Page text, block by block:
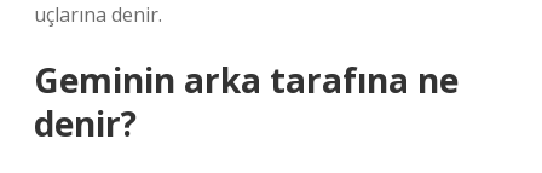
uçlarına denir.
Geminin arka tarafına ne
denir?